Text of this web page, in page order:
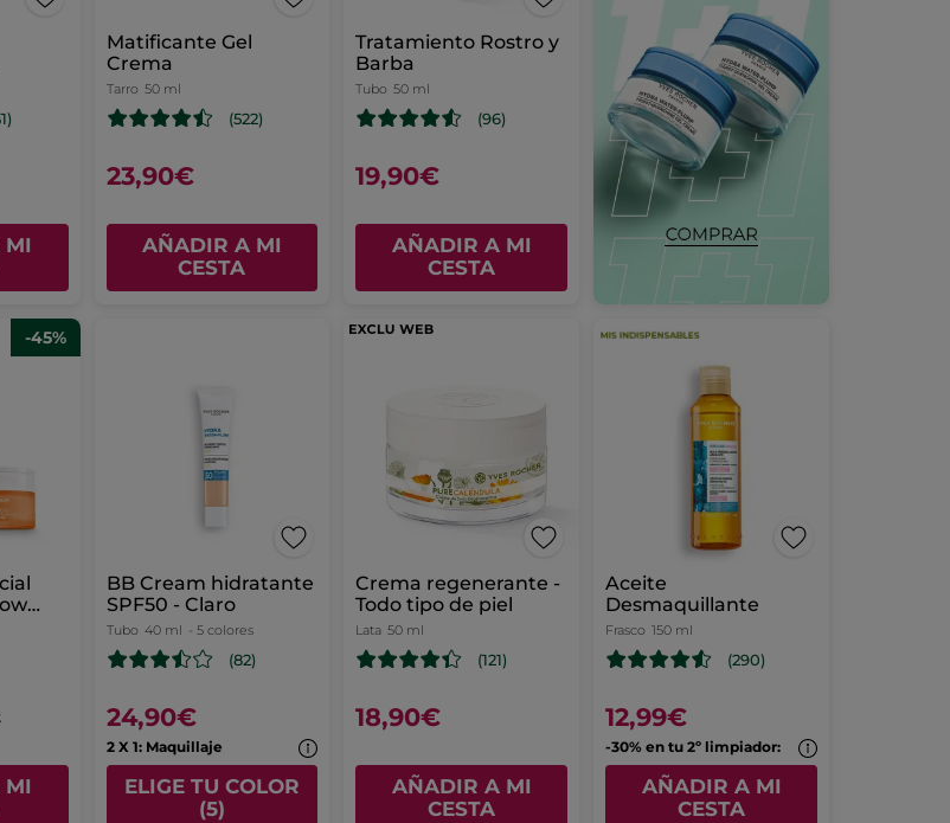
MI
Matificante Gel
Crema
Tarro 50 ml
(522)
23,90€
AÑADIR A MI
CESTA
Tratamiento Rostro y
Barba
Tubo 50 ml
(96)
19,90€
AÑADIR A MI
CESTA
-45%
MI
BB Cream hidratante
SPF50 - Claro
Tubo 40 ml - 5 colores
(82)
24,90€
2 X 1: Maquillaje
ELIGE TU COLOR
(5)
Crema regenerante -
Todo tipo de piel
Lata 50 ml
(121)
18,90€
AÑADIR A MI
CESTA
Aceite
Desmaquillante
Frasco 150 ml
(290)
12,99€
-30% en tu 2º limpiador:
AÑADIR A MI
CESTA